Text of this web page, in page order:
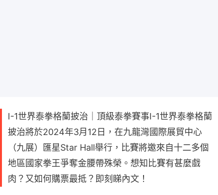
I-1世界泰拳格蘭披治｜頂級泰拳賽事I-1世界泰拳格蘭
披治將於2024年3月12日，在九龍灣國際展貿中心
（九展）匯星Star Hall舉行，比賽將邀來自十二多個
地區國家拳王爭奪金腰帶殊榮。想知比賽有甚麼戲
肉？又如何購票最抵？即刻睇內文！